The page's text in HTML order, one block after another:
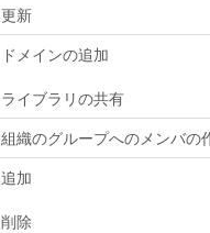
更新
ドメインの追加
ライブラリの共有
組織のグループへのメンバの
追加
削除